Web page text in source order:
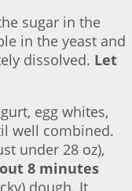
sugar in the
in the yeast and
dissolved. Let
egg whites,
well combined.
under 28 oz),
8 minutes